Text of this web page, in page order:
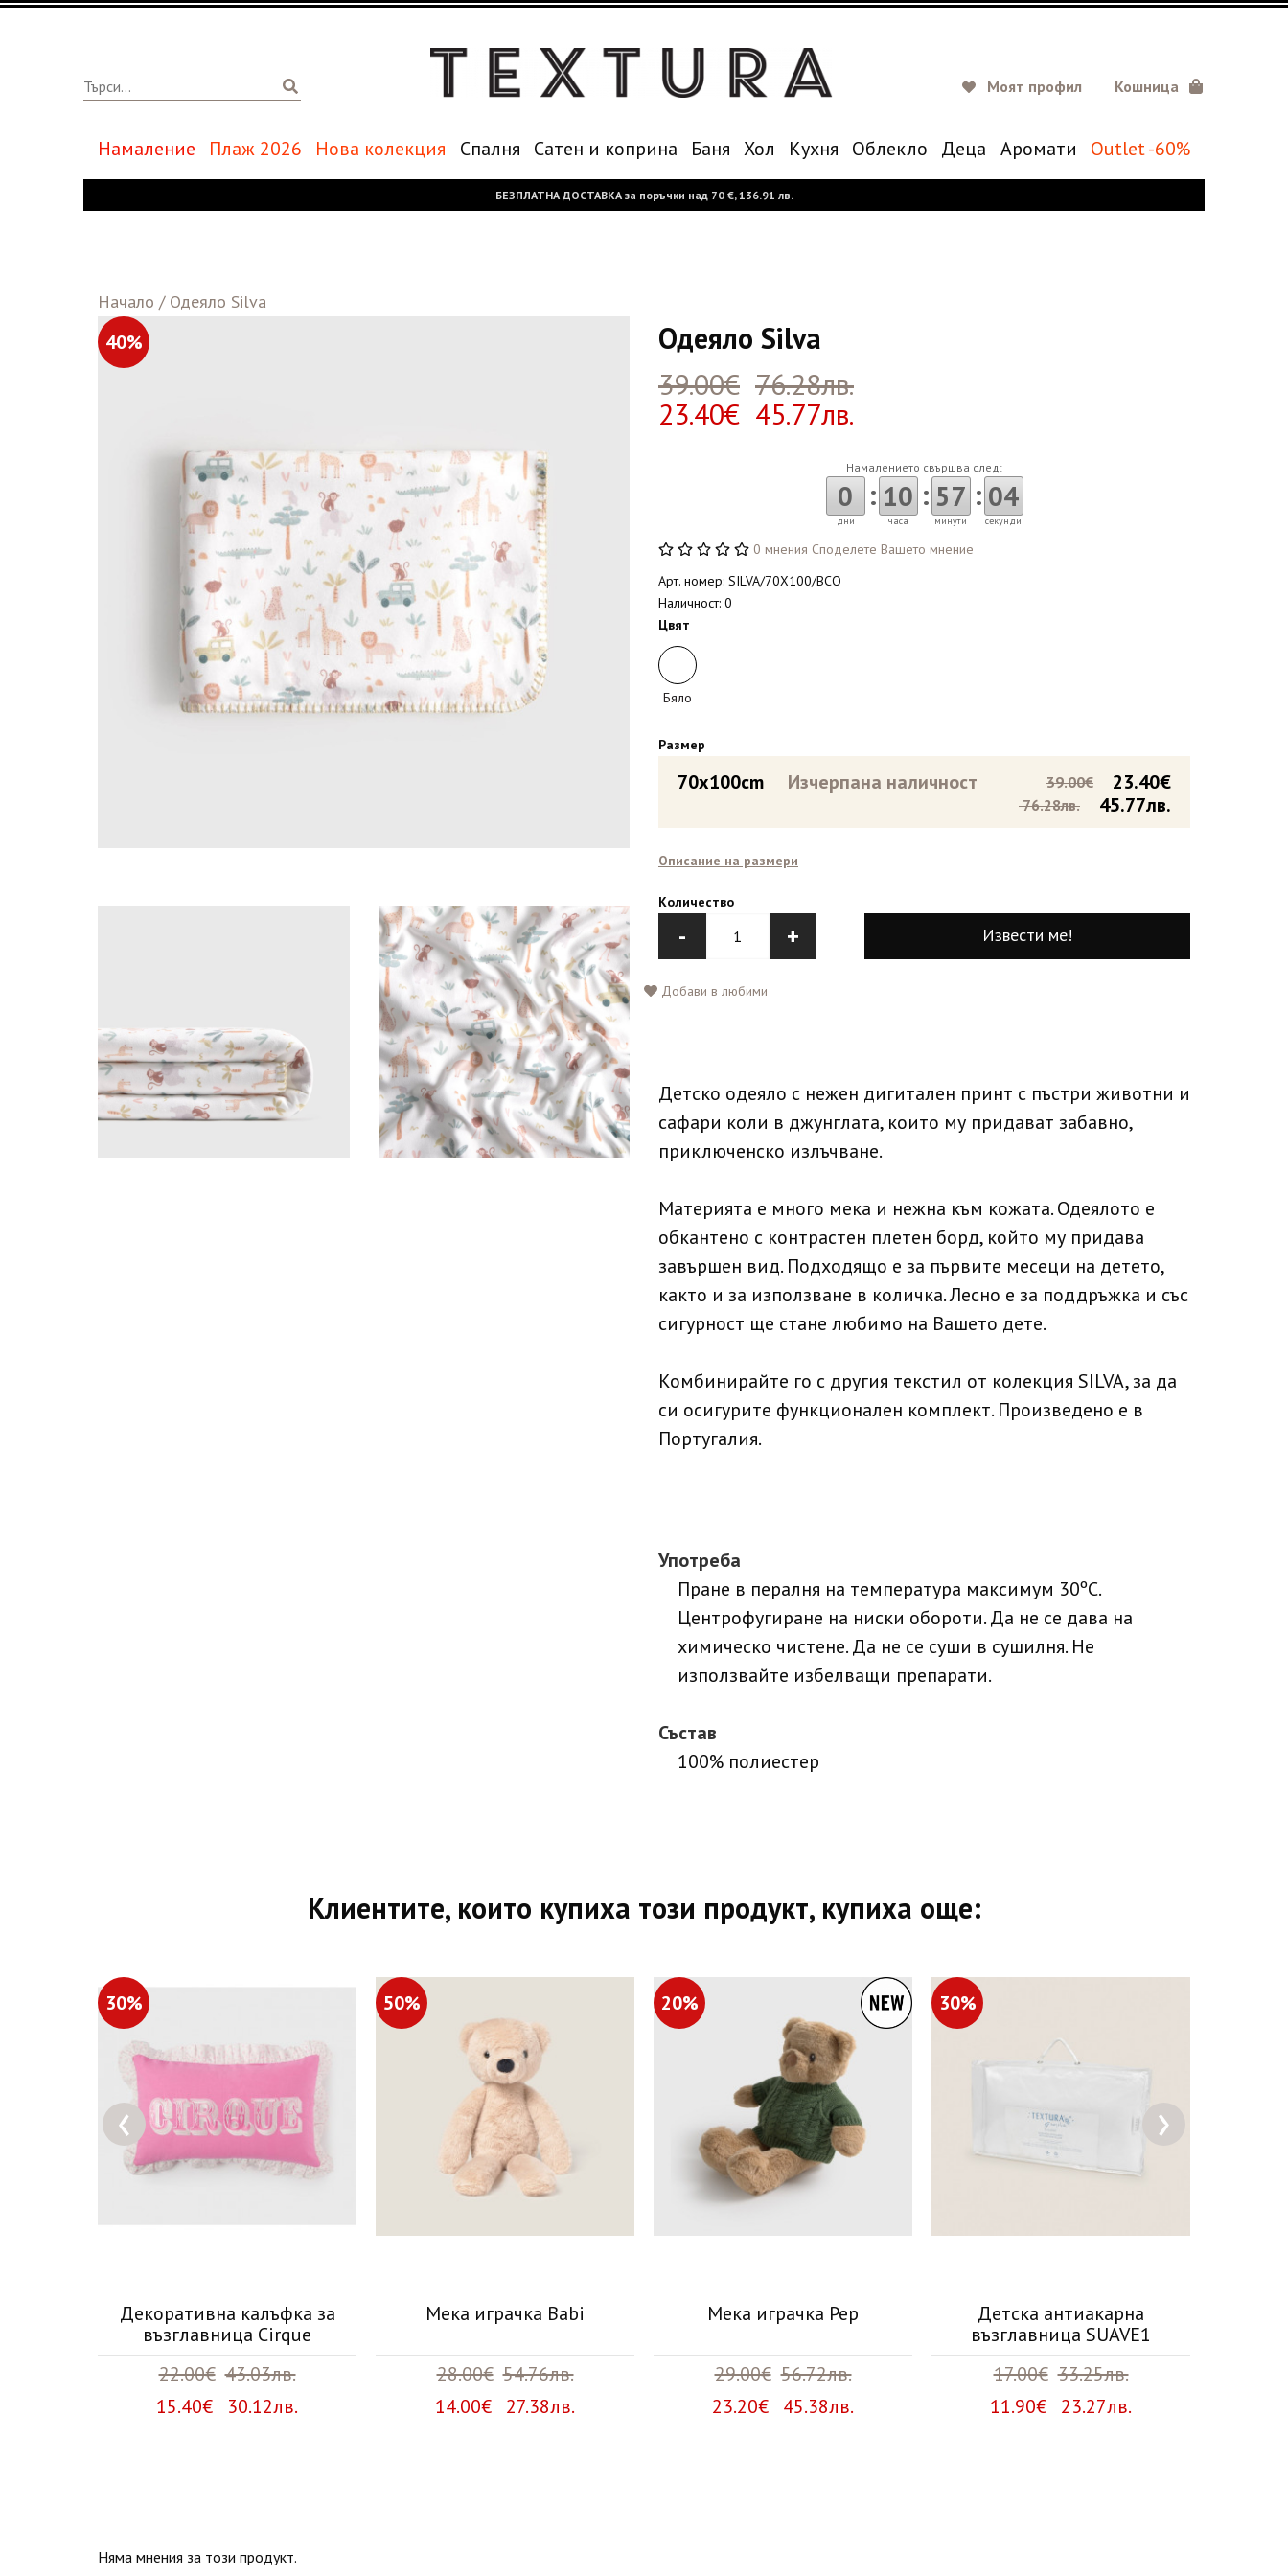
Моят профил Кошница
Намаление Плаж 2026 Нова колекция Спалня Сатен и коприна Баня Хол Кухня Oблекло Деца Аромати Outlet -60%
БЕЗПЛАТНА ДОСТАВКА за поръчки над 70 €,136.91 лв.
Начало / Одеяло Silva
40%
Одеяло Silva
39.00€ 76.28лв.
23.40€ 45.77лв.
Намалението свършва след:
0
дни
: 10
часа
: 57
минути
: 03
секунди
0 мнения Споделете Вашето мнение
Арт. номер: SILVA/70X100/BCO
Наличност: 0
Цвят
Бяло
Размер
70x100cm Изчерпана наличност 23.40€
39.00€
45.77лв.
76.28лв.
Описание на размери
Количество
- + Извести ме!
Добави в любими
Детско одеяло с нежен дигитален принт с пъстри животни и
сафари коли в джунглата, които му придават забавно,
приключенско излъчване.
Материята е много мека и нежна към кожата. Одеялото е
обкантено с контрастен плетен борд, който му придава
завършен вид. Подходящо е за първите месеци на детето,
както и за използване в количка. Лесно е за поддръжка и със
сигурност ще стане любимо на Вашето дете.
Комбинирайте го с другия текстил от колекция SILVA, за да
си осигурите функционален комплект. Произведено е в
Португалия.
Употреба
Пране в пералня на температура максимум 30ºC.
Центрофугиране на ниски обороти. Да не се дава на
химическо чистене. Да не се суши в сушилня. Не
използвайте избелващи препарати.
Състав
100% полиестер
Клиентите, които купиха този продукт, купиха още:
30%
Декоративна калъфка за
възглавница Cirque
22.00€ 43.03лв.
15.40€ 30.12лв.
50%
Мека играчка Babi
28.00€ 54.76лв.
14.00€ 27.38лв.
20%
Мека играчка Pep
29.00€ 56.72лв.
23.20€ 45.38лв.
30%
Детска антиакарна
възглавница SUAVE1
17.00€ 33.25лв.
11.90€ 23.27лв.
‹ ›
Няма мнения за този продукт.